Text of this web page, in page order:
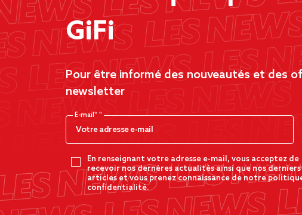
GiFi
Pour être informé des nouveautés et des
newsletter
E-mail*
En renseignant votre adresse e-mail, vous acceptez de
recevoir nos dernères actualités ainsi que nos derniers
articles et vous prenez connaissance de notre
confidentialité.